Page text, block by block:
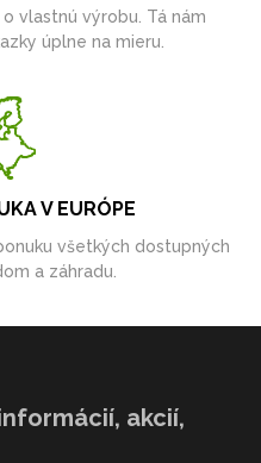
vlastnú výrobu. Tá nám
úplne na mieru.
V EURÓPE
všetkých dostupných
a záhradu.
akcií,